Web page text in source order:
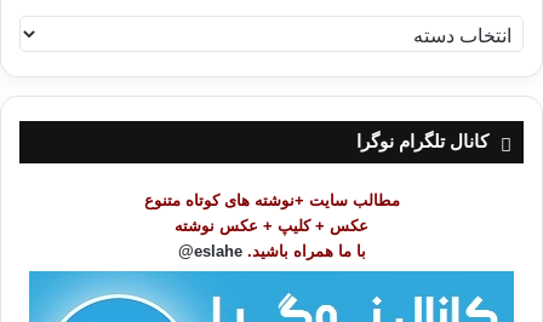
ه
ر
کانال تلگرام نوگرا
مطالب سایت +نوشته های کوتاه متنوع
عکس + کلیپ + عکس نوشته
با ما همراه باشید. eslahe@